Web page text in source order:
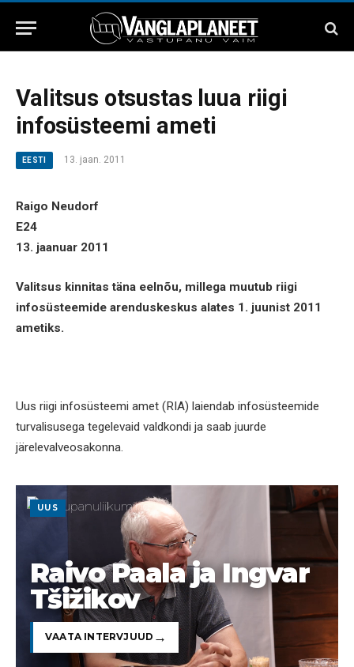
Valitsus otsustas luua riigi
infosüsteemi ameti
EESTI 13. jaan. 2011
Raigo Neudorf
E24
13. jaanuar 2011
Valitsus kinnitas täna eelnõu, millega muutub riigi
infosüsteemide arenduskeskus alates 1. juunist 2011
ametiks.
Uus riigi infosüsteemi amet (RIA) laiendab infosüsteemide
turvalisusega tegelevaid valdkondi ja saab juurde
järelevalveosakonna.
UUS
Raivo Paala ja Ingvar
Tšižikov
VAATA INTERVJUUD